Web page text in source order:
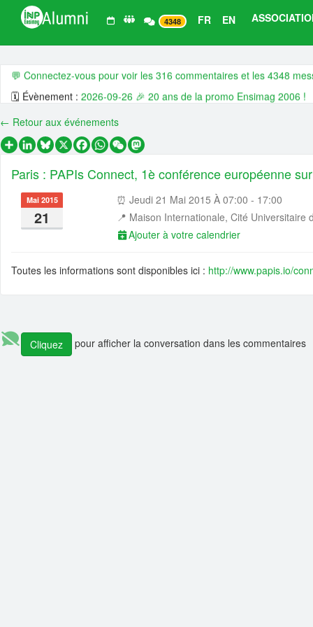
4348 FR EN
💬 Connectez-vous pour voir les 316 commentaires et les 4348
🗓️ Évènement : 2026-09-26 🎉 20 ans de la promo Ensimag 2006 !
🗓️ Évènement :2026-07-06 👥🤗 CA ouvert - juillet 🧗 2026
🗓️ Évènement :2026-06-25 🌎 🍹😍 Ensimag Around The World
🗓️ Évènement :2026-06-18 🇬🇧 🍻 😍 Ensimag Around The World
📰 Actualité :
🧠 📊 Dans la tête des Ensimag : ce qu'ils veulent, et
📰 Actualité :
#14 De l’Ensimag à l’entrepreneuriat industriel, quand
🎓💻 Affectez la taxe d’apprentissage à l’Ensimag,
💼 Offre d'emploi :Research Engineer in AI-driven Social
← Retour aux événements
PartagerLinkedIn
Bluesky
X Facebook
WhatsApp
WeChatMastodon
Paris : PAPIs Connect, 1è conférence européenne
Mai 2015
21
⏰ Jeudi 21 Mai 2015 À 07:00 - 17:00
📍 Maison Internationale, Cité Universitaire
Ajouter à votre calendrier
Toutes les informations sont disponibles ici : http://www.papis.io/
Cliquez pour afficher la conversation dans les commentaires